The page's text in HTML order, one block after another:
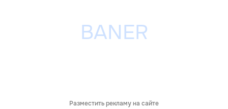
Разместить рекламу на сайте